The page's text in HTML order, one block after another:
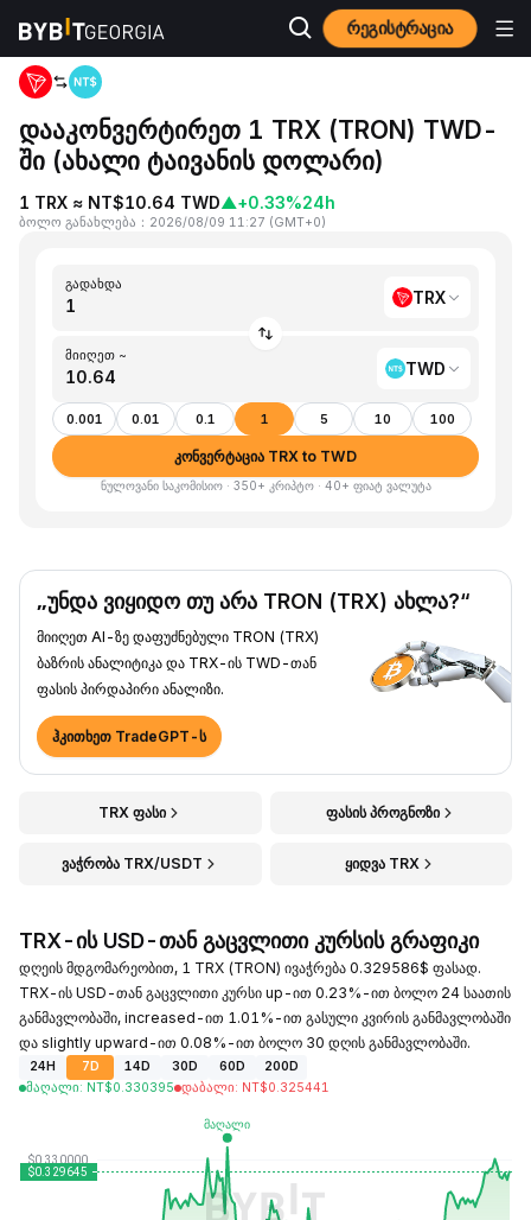
რეგისტრაცია
მთავარი გვერდი TRX to TWD
დააკონვერტირეთ 1 TRX (TRON) TWD-
ში (ახალი ტაივანის დოლარი)
1 TRX ≈ NT$10.64 TWD▲+0.33%24h
ბოლო განახლება ： 2026/08/09 11:27 (GMT+0)
გადახდა
TRX
მიიღეთ ~
TWD
0.001 0.01 0.1 1 5 10 100
კონვერტაცია TRX to TWD
ნულოვანი საკომისიო · 350+ კრიპტო · 40+ ფიატ ვალუტა
„უნდა ვიყიდო თუ არა TRON (TRX) ახლა?“
მიიღეთ AI-ზე დაფუძნებული TRON (TRX)
ბაზრის ანალიტიკა და TRX-ის TWD-თან
ფასის პირდაპირი ანალიზი.
ჰკითხეთ TradeGPT-ს
TRX ფასი ფასის პროგნოზი
ვაჭრობა TRX/USDT ყიდვა TRX
TRX-ის USD-თან გაცვლითი კურსის გრაფიკი
დღეის მდგომარეობით, 1 TRX (TRON) ივაჭრება 0.329586$ ფასად.
TRX-ის USD-თან გაცვლითი კურსი up-ით 0.23%-ით ბოლო 24 საათის
განმავლობაში, increased-ით 1.01%-ით გასული კვირის განმავლობაში
და slightly upward-ით 0.08%-ით ბოლო 30 დღის განმავლობაში.
24H 7D 14D 30D 60D
200D
მაღალი: NT$0.330395 დაბალი: NT$0.325441